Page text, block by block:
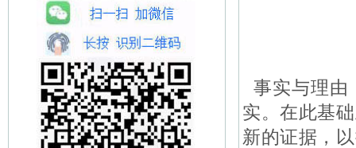
事实与理由
实。在此基
新的证据，